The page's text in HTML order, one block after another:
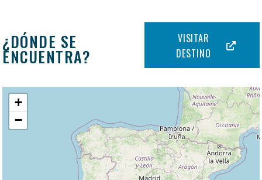
¿DÓNDE SE
ENCUENTRA?
VISITAR
DESTINO
+
−